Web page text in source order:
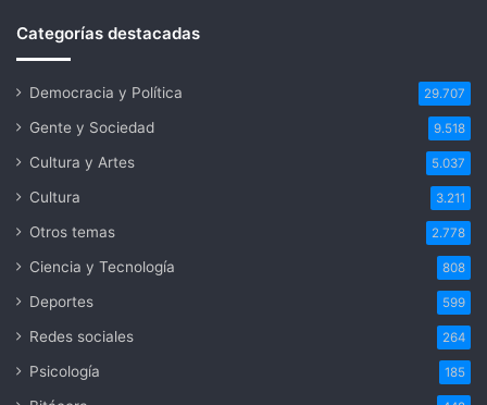
Categorías destacadas
Democracia y Política 29.707
Gente y Sociedad 9.518
Cultura y Artes 5.037
Cultura 3.211
Otros temas 2.778
Ciencia y Tecnología 808
Deportes 599
Redes sociales 264
Psicología 185